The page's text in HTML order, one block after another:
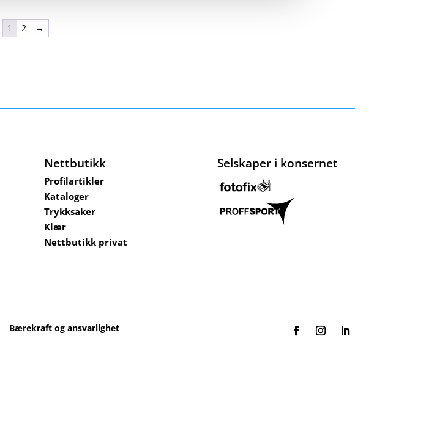
1 2 →
Nettbutikk
Profilartikler
Kataloger
Trykksaker
Klær
Nettbutikk privat
Selskaper i konsernet
Bærekraft og ansvarlighet